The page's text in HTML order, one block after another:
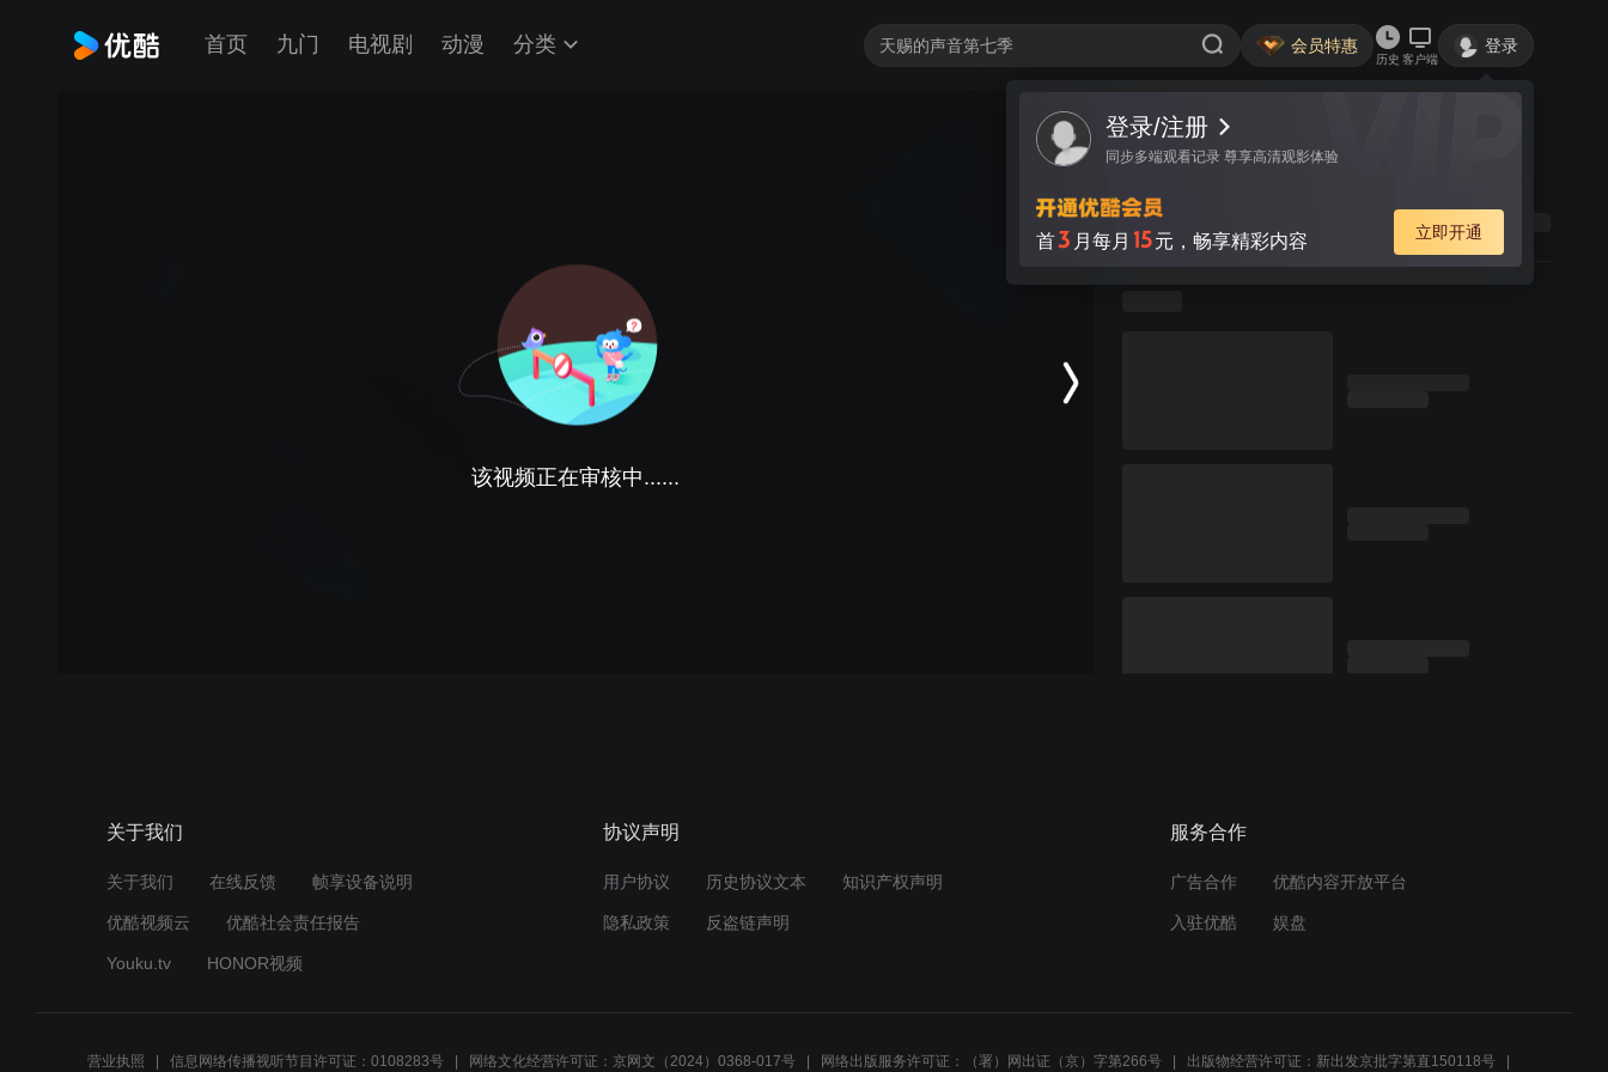
首页 九门 电视剧 动漫 分类 会员特惠
历史 客户端
登录
登录/注册
同步多端观看记录 尊享高清观影体验
首3 月每月 15元，畅享精彩内容 立即开通
该视频正在审核中......
关于我们
关于我们 在线反馈 帧享设备说明
优酷视频云 优酷社会责任报告
Youku.tv HONOR视频
协议声明
用户协议 历史协议文本 知识产权声明
隐私政策 反盗链声明
服务合作
广告合作 优酷内容开放平台
入驻优酷 娱盘
营业执照 信息网络传播视听节目许可证：0108283号 网络文化经营许可证：京网文（2024）0368-017号 网络出版服务许可证：（署）网出证（京）字第266号 出版物经营许可证：新出发京批字第直150118号